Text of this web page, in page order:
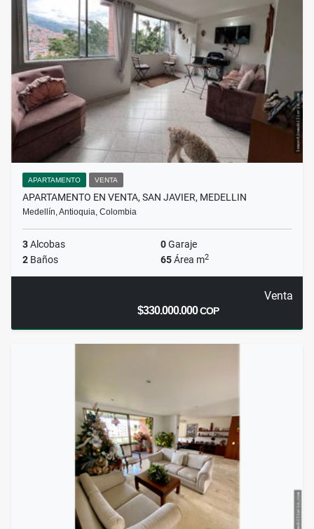
APARTAMENTO VENTA
APARTAMENTO EN VENTA, SAN JAVIER, MEDELLIN
Medellín, Antioquia, Colombia
3Alcobas 0Garaje
2 Baños 65Área m2
Venta
$330.000.000COP